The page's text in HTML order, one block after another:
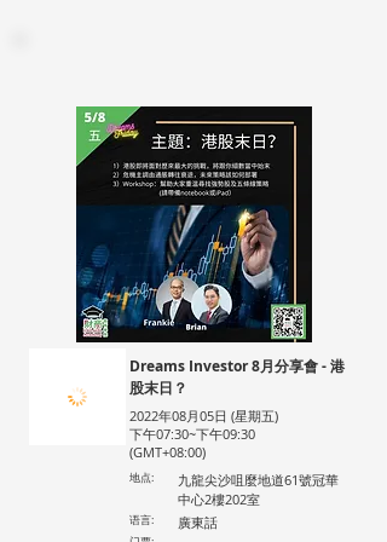
Dreams Investor 8月分享會 - 港
股末日？
2022年08月05日 (星期五)
下午07:30~下午09:30
(GMT+08:00)
地点:
九龍尖沙咀麼地道61號冠華
中心2樓202室
语言: 廣東話